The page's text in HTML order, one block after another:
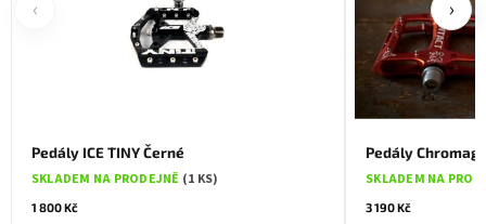
‹
Pedály ICE TINY Černé
SKLADEM NA PRODEJNĚ (1 KS)
1 800 Kč
Pedály Chromag
SKLADEM NA
3 190 Kč
›